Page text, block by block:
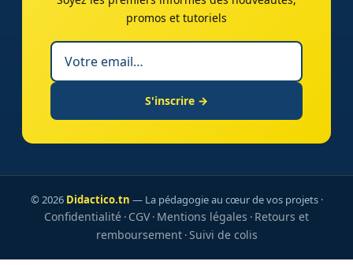
promos et tutoriels
S'inscrire →
© 2026 Didactico.tn — La pédagogie au cœur de vos projets ·
Confidentialité · CGV· Mentions légales · Retours et
remboursement·Suivi de colis